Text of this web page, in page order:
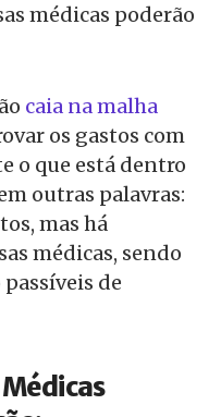
médicas poderão
caia na malha
os gastos com
o que está dentro
outras palavras:
mas há
médicas, sendo
de